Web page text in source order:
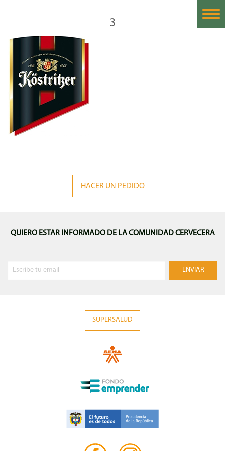
Historia
Nuestras Cervezas
Cervezas Importadas
Proceso de la Cerveza
3
HACER UN PEDIDO
QUIERO ESTAR INFORMADO DE LA COMUNIDAD CERVECERA
SUPERSALUD